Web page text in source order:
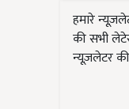
हमारे
की सभी
न्यूज़लेटर